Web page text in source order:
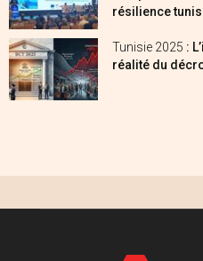
résilience
Tunisie 2025 :
réalité du